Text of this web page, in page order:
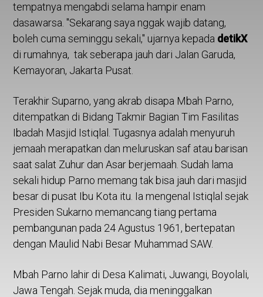
tempatnya mengabdi selama hampir enam
dasawarsa. "Sekarang saya nggak wajib datang,
boleh cuma seminggu sekali," ujarnya kepada detikX
di rumahnya, tak seberapa jauh dari Jalan Garuda,
Kemayoran, Jakarta Pusat.
Terakhir Suparno, yang akrab disapa Mbah Parno,
ditempatkan di Bidang Takmir Bagian Tim Fasilitas
Ibadah Masjid Istiqlal. Tugasnya adalah menyuruh
jemaah merapatkan dan meluruskan saf atau barisan
saat salat Zuhur dan Asar berjemaah. Sudah lama
sekali hidup Parno memang tak bisa jauh dari masjid
besar di pusat Ibu Kota itu. Ia mengenal Istiqlal sejak
Presiden Sukarno memancang tiang pertama
pembangunan pada 24 Agustus 1961, bertepatan
dengan Maulid Nabi Besar Muhammad SAW.
Mbah Parno lahir di Desa Kalimati, Juwangi, Boyolali,
Jawa Tengah. Sejak muda, dia meninggalkan